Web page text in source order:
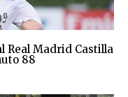
Real Madrid Castilla
88